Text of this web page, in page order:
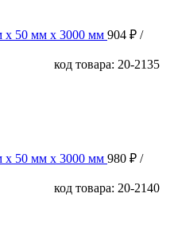
x 50 мм х 3000 мм 904 ₽ /
код товара: 20-2135
x 50 мм х 3000 мм 980 ₽ /
код товара: 20-2140